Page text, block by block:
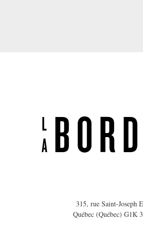
315, rue Saint-Joseph
Québec (Québec) G1K